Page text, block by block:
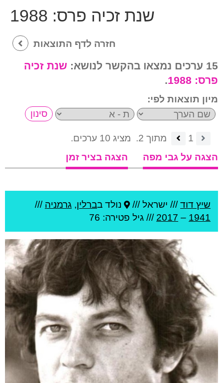
שנת זכיה פרס: 1988
חזרה לדף התוצאות
15 ערכים נמצאו בהקשר לנושא:
שנת זכיה
פרס: 1988
.
מיון תוצאות לפי:
1 מתוך 2.
מציג 10 ערכים.
הצגה על גבי מפה
הצגה בציר זמן
שיץ דוד/// ישראל /// נולד בברלין, גרמניה ///
1941
–
2017 /// גיל פטירה: 76